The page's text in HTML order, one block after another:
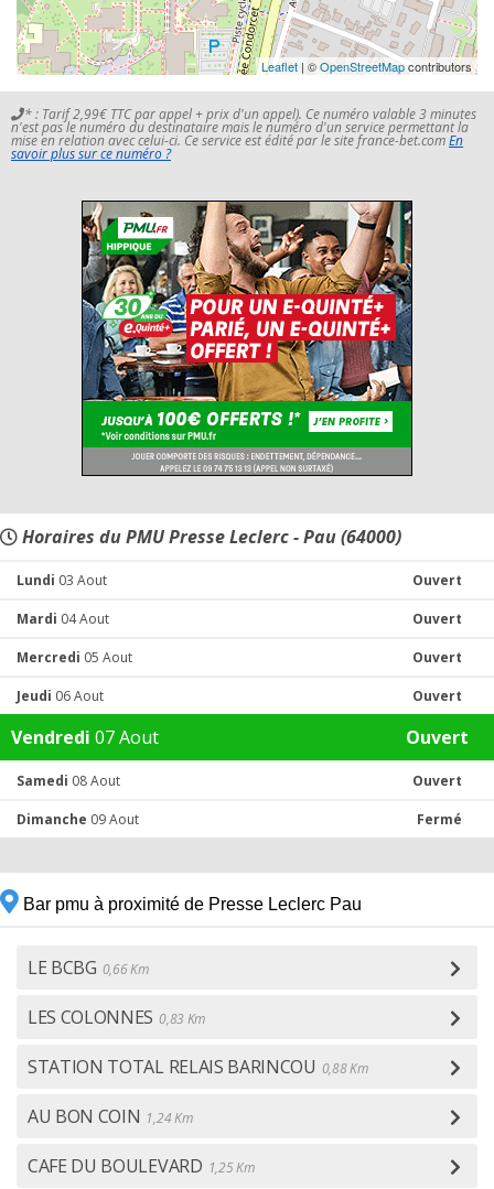
Leaflet | ©OpenStreetMapcontributors
* : Tarif 2,99€ TTC par appel + prix d'un appel). Ce numéro valable 3 minutes
n'est pas le numéro du destinataire mais le numéro d'un service permettant la
mise en relation avec celui-ci. Ce service est édité par le site france-bet.comEn
savoir plus sur ce numéro ?
Horaires du PMU Presse Leclerc - Pau (64000)
Lundi 03 Aout Ouvert
Mardi 04 Aout Ouvert
Mercredi 05 Aout Ouvert
Jeudi 06 Aout Ouvert
Vendredi 07 Aout Ouvert
Samedi 08 Aout Ouvert
Dimanche 09 Aout Fermé
Bar pmu à proximité de Presse Leclerc Pau
LE BCBG 0,66 Km
LES COLONNES 0,83 Km
STATION TOTAL RELAIS BARINCOU 0,88 Km
AU BON COIN 1,24 Km
CAFE DU BOULEVARD 1,25 Km